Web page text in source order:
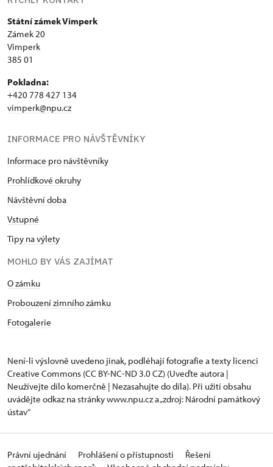
Státní zámek Vimperk
Zámek 20
Vimperk
385 01
Pokladna:
+420 778 427 134
vimperk@npu.cz
INFORMACE PRO NÁVŠTĚVNÍKY
Informace pro návštěvníky
Prohlídkové okruhy
Návštěvní doba
Vstupné
Tipy na výlety
MOHLO BY VÁS ZAJÍMAT
O zámku
Probouzení zimního zámku
Fotogalerie
Není-li výslovně uvedeno jinak, podléhají fotografie a texty licenci
Creative Commons (CC BY-NC-ND 3.0 CZ) (Uveďte autora |
Neužívejte dílo komerčně | Nezasahujte do díla). Při užití obsahu
uvádějte odkaz na stránky www.npu.cz a „zdroj: Národní památkový
ústav“
Právní ujednání Prohlášení o přístupnosti
Řešení